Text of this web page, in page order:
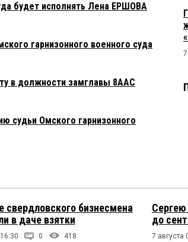
будет исполнять Лена ЕРШОВА
гарнизонного военного суда
в должности замглавы 8ААС
судьи Омского гарнизонного
свердловского бизнесмена
в даче взятки
0 418
до
7 августа